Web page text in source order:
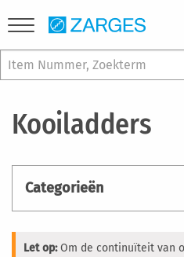
Kooiladders
Let op:Om de continuïteit van
Categorieën